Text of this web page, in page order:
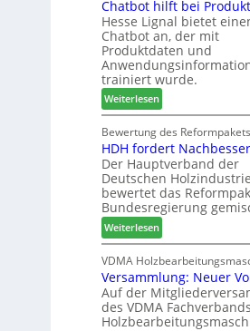
-
V
e
r
b
i
n
e
r
i
o
n
s
w
o
c
h
e
n
2
0
2
6
T
e
c
m
e
l
d
e
t
B
e
s
u
c
h
e
r
z
a
h
Chatbot hilft bei
Hesse Lignal bietet
Chatbot an, der mit
Produktdaten und
trainiert wurde.
Weiterlesen:
C
h
a
t
b
o
t
h
i
l
t
b
e
Bewertung des Reformpakets
HDH fordert
Der Hauptverband der
Deutschen
bewertet das
Bundesregierung
Weiterlesen:
H
D
H
f
o
r
VDMA
Versammlung: Neuer
Auf der
des VDMA Fachverbands